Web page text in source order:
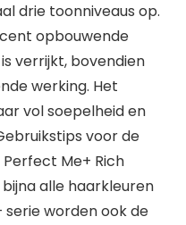
drie toonniveaus op.
opbouwende
verrijkt, bovendien
werking. Het
vol soepelheid en
voor de
Me+ Rich
alle haarkleuren
worden ook de